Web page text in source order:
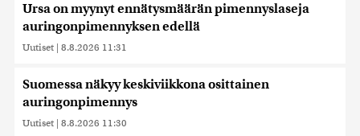
Ursa on myynyt ennätysmäärän pimennyslaseja
auringonpimennyksen edellä
Uutiset | 8.8.2026 11:31
Suomessa näkyy keskiviikkona osittainen
auringonpimennys
Uutiset | 8.8.2026 11:30